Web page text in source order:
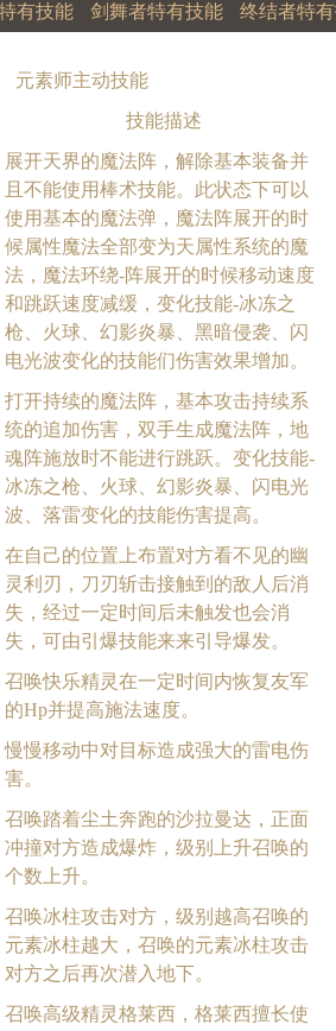
有技能 剑舞者特有技能 终结者特
元素师主动技能
技能描述
展开天界的魔法阵，解除基本装备并
且不能使用棒术技能。此状态下可以
使用基本的魔法弹，魔法阵展开的时
候属性魔法全部变为天属性系统的魔
法，魔法环绕-阵展开的时候移动速度
和跳跃速度减缓，变化技能-冰冻之
枪、火球、幻影炎暴、黑暗侵袭、闪
电光波变化的技能们伤害效果增加。
打开持续的魔法阵，基本攻击持续系
统的追加伤害，双手生成魔法阵，地
魂阵施放时不能进行跳跃。变化技能-
冰冻之枪、火球、幻影炎暴、闪电光
波、落雷变化的技能伤害提高。
在自己的位置上布置对方看不见的幽
灵利刃，刀刃斩击接触到的敌人后消
失，经过一定时间后未触发也会消
失，可由引爆技能来来引导爆发。
召唤快乐精灵在一定时间内恢复友军
的Hp并提高施法速度。
慢慢移动中对目标造成强大的雷电伤
害。
召唤踏着尘土奔跑的沙拉曼达，正面
冲撞对方造成爆炸，级别上升召唤的
个数上升。
召唤冰柱攻击对方，级别越高召唤的
元素冰柱越大，召唤的元素冰柱攻击
对方之后再次潜入地下。
召唤高级精灵格莱西，格莱西擅长使